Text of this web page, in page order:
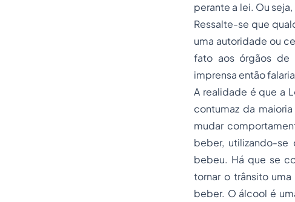
perante a lei. Ou
Ressalte-se que
uma autoridade ou
fato aos órgãos de
imprensa então
A realidade é que a
contumaz da
mudar
beber, utilizando-
bebeu. Há que se
tornar o trânsito
beber. O álcool é